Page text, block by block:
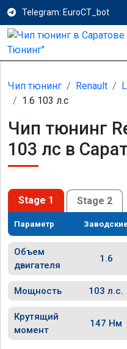
Telegram: EuroCT_bot
Чип тюнинг Renault
1.6 103 л.с
Чип тюнинг
103 лс в
Stage 1 Stage 2
Параметр Заводские
Объем
двигателя
1.6
Мощность 103 л.с.
Крутящий
момент
147 Нм